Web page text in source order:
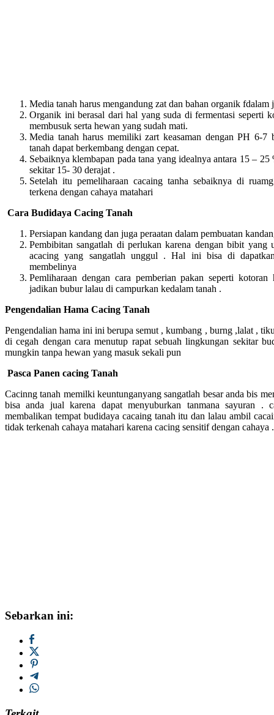
Media tanah harus mengandung zat dan bahan organik
Organik ini berasal dari hal yang suda di fermentasi seperti
membusuk serta hewan yang sudah mati.
Media tanah harus memiliki zart keasaman dengan PH 6-7
tanah dapat berkembang dengan cepat.
Sebaiknya klembapan pada tana yang idealnya antara 15 –
sekitar 15- 30 derajat .
Setelah itu pemeliharaan cacaing tanha sebaiknya di
terkena dengan cahaya matahari
Cara Budidaya Cacing Tanah
Persiapan kandang dan juga peraatan dalam pembuatan
Pembibitan sangatlah di perlukan karena dengan bibit yang
acacing yang sangatlah unggul . Hal ini bisa di
membelinya
Pemliharaan dengan cara pemberian pakan seperti
jadikan bubur lalau di campurkan kedalam tanah .
Pengendalian Hama Cacing Tanah
Pengendalian hama ini ini berupa semut , kumbang , burng ,lalat ,
di cegah dengan cara menutup rapat sebuah lingkungan sekitar
mungkin tanpa hewan yang masuk sekali pun
Pasca Panen cacing Tanah
Cacinng tanah memilki keuntunganyang sangatlah besar anda bis
bisa anda jual karena dapat menyuburkan tanmana sayuran .
membalikan tempat budidaya cacaing tanah itu dan lalau ambil
tidak terkenah cahaya matahari karena cacing sensitif dengan cahaya .
Sebarkan ini: